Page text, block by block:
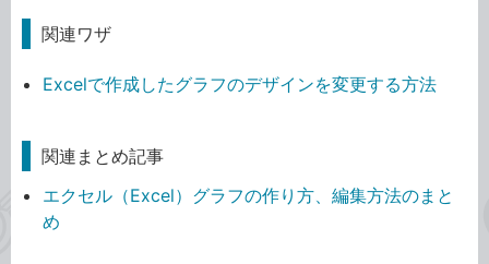
関連ワザ
Excelで作成したグラフのデザインを変更する方法
関連まとめ記事
エクセル（Excel）グラフの作り方、編集方法のまと
め